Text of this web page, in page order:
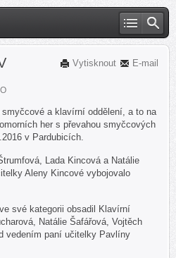
E-mail
Vytisknout
a klavírní oddělení, a to na
her s převahou smyčcových
v Pardubicích.
Lada Kincová a Natálie
Aleny Kincové vybojovalo
své kategorii obsadil Klavírní
Natálie Šafářová, Vojtěch
vedením paní učitelky Pavlíny